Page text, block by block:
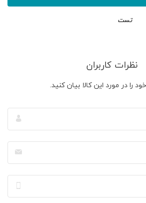
تست
نظرات کاربران
را در مورد این کالا بیان کنید.